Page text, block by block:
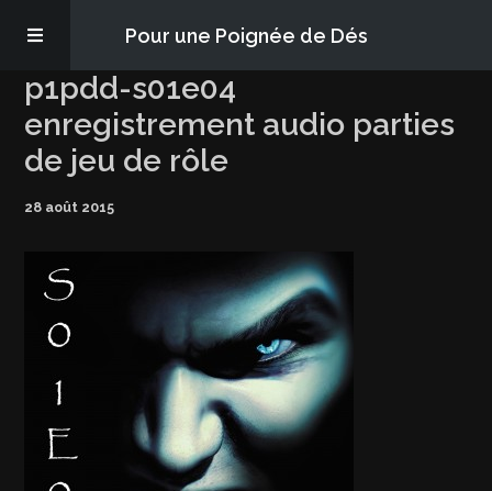
Pour une Poignée de Dés
Les épisodes
PQD2P
À propos
p1pdd-s01e04
enregistrement audio parties
de jeu de rôle
28 août 2015